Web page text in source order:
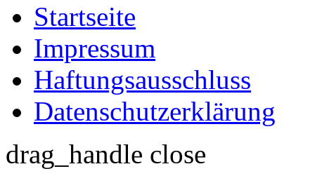
Startseite
Impressum
Haftungsausschluss
Datenschutzerklärung
drag_handle close